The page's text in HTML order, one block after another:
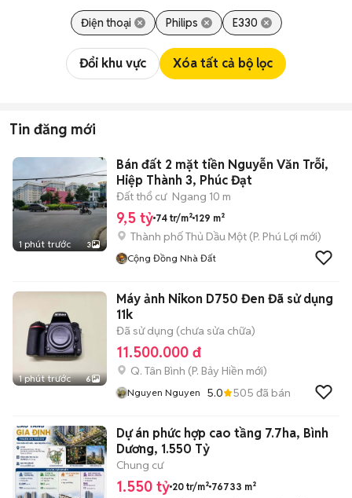
Điện thoại Philips E330
Đổi khu vực Xóa tất cả bộ lọc
Tin đăng mới
1 phút trước 3
Bán đất 2 mặt tiền Nguyễn Văn Trỗi,
Hiệp Thành 3, Phúc Đạt
Đất thổ cư Ngang 10 m
9,5 tỷ 74 tr/m² 129 m²
Thành phố Thủ Dầu Một (P. Phú Lợi mới)
Cộng Đồng Nhà Đất
1 phút trước 6
Máy ảnh Nikon D750 Đen Đã sử dụng
11k
Đã sử dụng (chưa sửa chữa)
11.500.000 đ
Q. Tân Bình (P. Bảy Hiền mới)
Nguyen Nguyen 5.0 505 đã bán
Dự án phức hợp cao tầng 7.7ha, Bình
Dương, 1.550 Tỷ
Chung cư
1.550 tỷ 20 tr/m² 76733 m²